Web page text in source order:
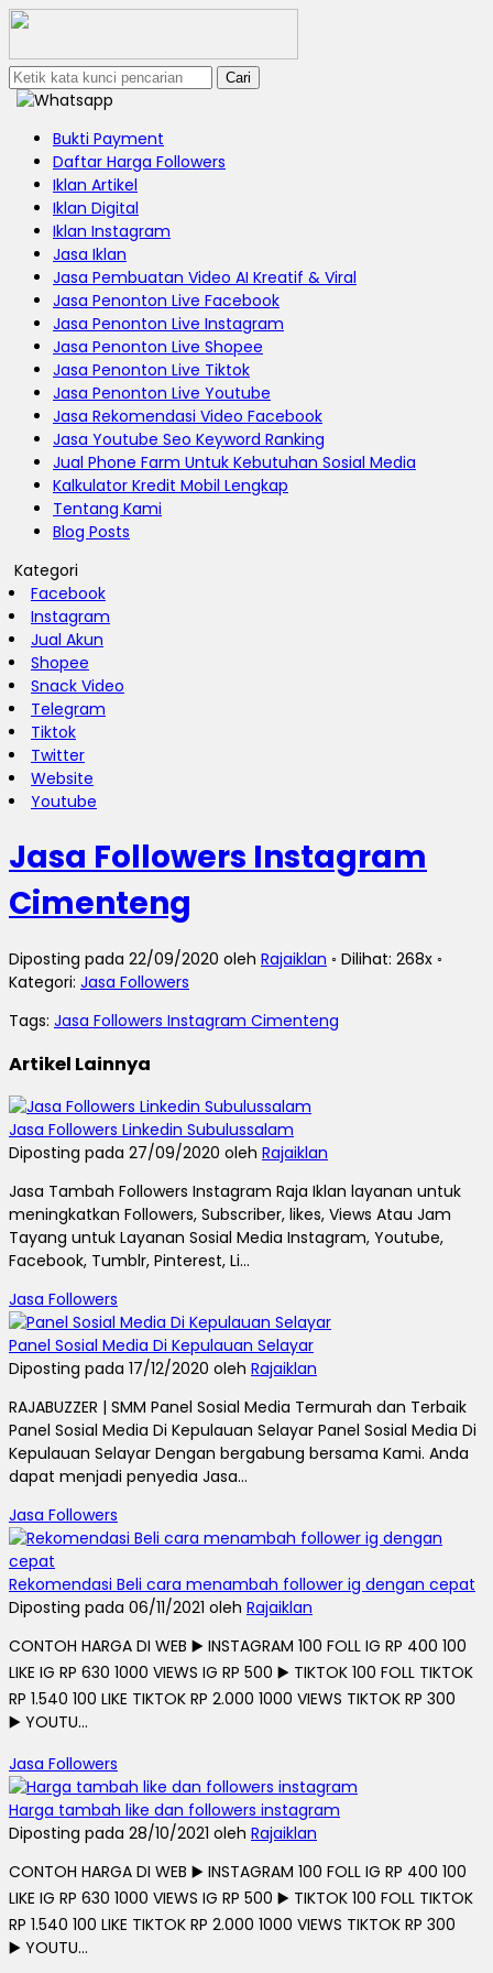
Cari
Bukti Payment
Daftar Harga Followers
Iklan Artikel
Iklan Digital
Iklan Instagram
Jasa Iklan
Jasa Pembuatan Video AI Kreatif & Viral
Jasa Penonton Live Facebook
Jasa Penonton Live Instagram
Jasa Penonton Live Shopee
Jasa Penonton Live Tiktok
Jasa Penonton Live Youtube
Jasa Rekomendasi Video Facebook
Jasa Youtube Seo Keyword Ranking
Jual Phone Farm Untuk Kebutuhan Sosial Media
Kalkulator Kredit Mobil Lengkap
Tentang Kami
Blog Posts
Kategori
Facebook
Instagram
Jual Akun
Shopee
Snack Video
Telegram
Tiktok
Twitter
Website
Youtube
Jasa Followers Instagram
Cimenteng
Diposting pada 22/09/2020 oleh Rajaiklan ◦ Dilihat: 268x ◦
Kategori: Jasa Followers
Tags: Jasa Followers Instagram Cimenteng
Artikel Lainnya
Jasa Followers Linkedin Subulussalam
Diposting pada 27/09/2020 oleh Rajaiklan
Jasa Tambah Followers Instagram Raja Iklan layanan untuk
meningkatkan Followers, Subscriber, likes, Views Atau Jam
Tayang untuk Layanan Sosial Media Instagram, Youtube,
Facebook, Tumblr, Pinterest, Li...
Jasa Followers
Panel Sosial Media Di Kepulauan Selayar
Diposting pada 17/12/2020 oleh Rajaiklan
RAJABUZZER | SMM Panel Sosial Media Termurah dan Terbaik
Panel Sosial Media Di Kepulauan Selayar Panel Sosial Media Di
Kepulauan Selayar Dengan bergabung bersama Kami. Anda
dapat menjadi penyedia Jasa...
Jasa Followers
Rekomendasi Beli cara menambah follower ig dengan cepat
Diposting pada 06/11/2021 oleh Rajaiklan
CONTOH HARGA DI WEB ▶️ INSTAGRAM 100 FOLL IG RP 400 100
LIKE IG RP 630 1000 VIEWS IG RP 500 ▶️ TIKTOK 100 FOLL TIKTOK
RP 1.540 100 LIKE TIKTOK RP 2.000 1000 VIEWS TIKTOK RP 300
▶️ YOUTU...
Jasa Followers
Harga tambah like dan followers instagram
Diposting pada 28/10/2021 oleh Rajaiklan
CONTOH HARGA DI WEB ▶️ INSTAGRAM 100 FOLL IG RP 400 100
LIKE IG RP 630 1000 VIEWS IG RP 500 ▶️ TIKTOK 100 FOLL TIKTOK
RP 1.540 100 LIKE TIKTOK RP 2.000 1000 VIEWS TIKTOK RP 300
▶️ YOUTU...